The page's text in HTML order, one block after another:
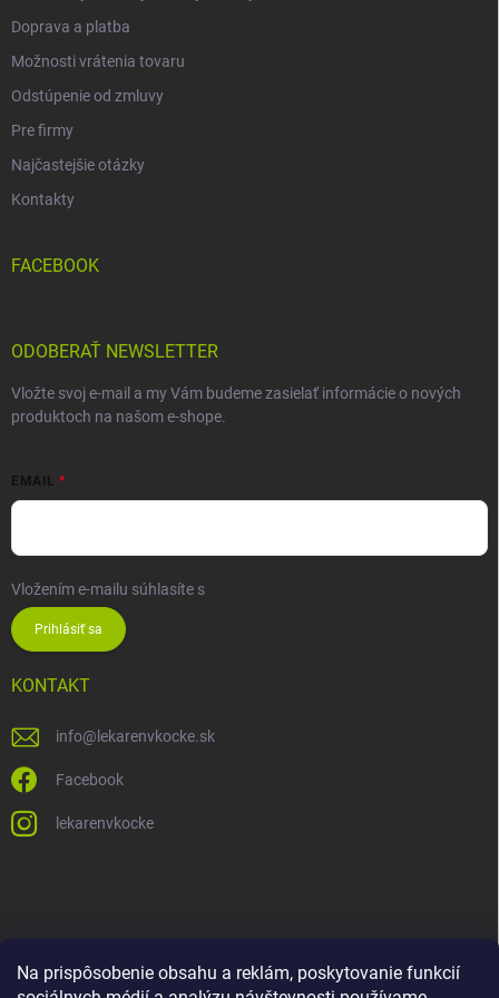
Na prispôsobenie obsahu a reklám, poskytovanie funkcií
Doprava a platba
Možnosti vrátenia tovaru
Odstúpenie od zmluvy
Pre firmy
Najčastejšie otázky
Kontakty
FACEBOOK
ODOBERAŤ NEWSLETTER
Vložte svoj e-mail a my Vám budeme zasielať informácie o nových
produktoch na našom e-shope.
EMAIL
Vložením e-mailu súhlasíte s
Prihlásiť sa
KONTAKT
info@ lekarenvkocke.sk
Facebook
lekarenvkocke